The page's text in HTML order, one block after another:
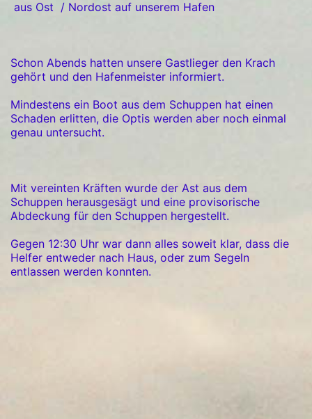
aus Ost / Nordost auf unserem Hafen
Schon Abends hatten unsere Gastlieger den Krach
gehört und den Hafenmeister informiert.
Mindestens ein Boot aus dem Schuppen hat einen
Schaden erlitten, die Optis werden aber noch einmal
genau untersucht.
Mit vereinten Kräften wurde der Ast aus dem
Schuppen herausgesägt und eine provisorische
Abdeckung für den Schuppen hergestellt.
Gegen 12:30 Uhr war dann alles soweit klar, dass die
Helfer entweder nach Haus, oder zum Segeln
entlassen werden konnten.